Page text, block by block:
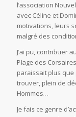
l’association
avec Céline et
motivations, leurs
malgré des
J’ai pu, contribuer
Plage des
paraissait plus que
trouver, plein de
Hommes…
Je fais ce genre